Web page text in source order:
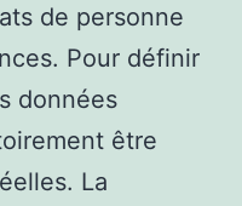
de personne
Pour définir
données
être
La